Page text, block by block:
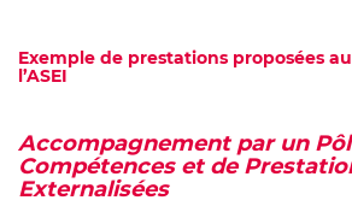
Exemple de prestations proposées
l’ASEI
Accompagnement par un
Compétences et de
Externalisées